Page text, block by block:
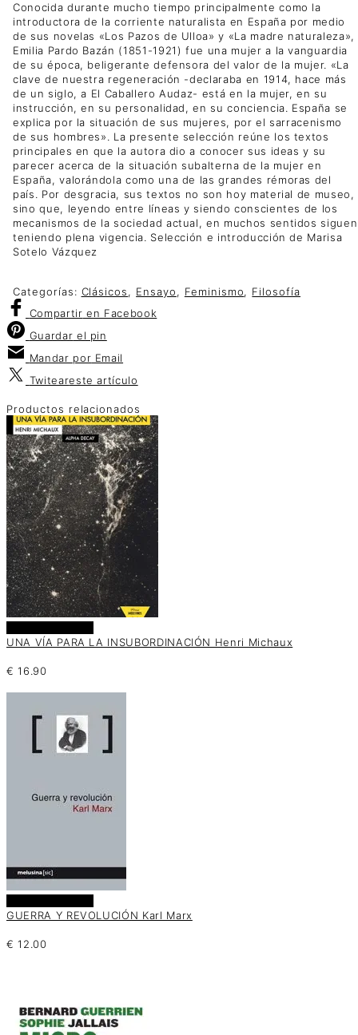
Conocida durante mucho tiempo principalmente como la
introductora de la corriente naturalista en España por medio
de sus novelas «Los Pazos de Ulloa» y «La madre naturaleza»,
Emilia Pardo Bazán (1851-1921) fue una mujer a la vanguardia
de su época, beligerante defensora del valor de la mujer. «La
clave de nuestra regeneración -declaraba en 1914, hace más
de un siglo, a El Caballero Audaz- está en la mujer, en su
instrucción, en su personalidad, en su conciencia. España se
explica por la situación de sus mujeres, por el sarracenismo
de sus hombres». La presente selección reúne los textos
principales en que la autora dio a conocer sus ideas y su
parecer acerca de la situación subalterna de la mujer en
España, valorándola como una de las grandes rémoras del
país. Por desgracia, sus textos no son hoy material de museo,
sino que, leyendo entre líneas y siendo conscientes de los
mecanismos de la sociedad actual, en muchos sentidos siguen
teniendo plena vigencia. Selección e introducción de Marisa
Sotelo Vázquez
Categorías: Clásicos, Ensayo, Feminismo, Filosofía
Compartir en Facebook
Guardar el pin
Mandar por Email
Twiteareste artículo
Productos relacionados
UNA VÍA PARA LA INSUBORDINACIÓN Henri Michaux
€ 16.90
GUERRA Y REVOLUCIÓN Karl Marx
€ 12.00